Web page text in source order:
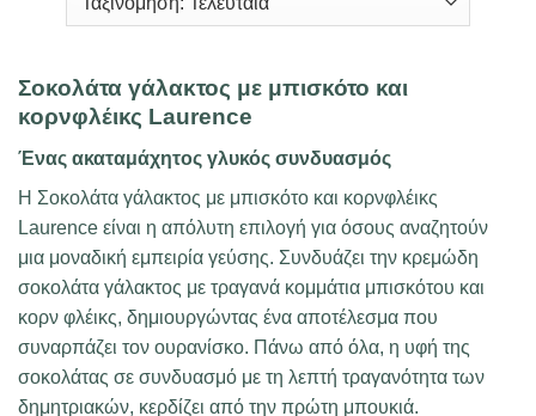
Σοκολάτα γάλακτος με μπισκότο και
κορνφλέικς Laurence
Ένας ακαταμάχητος γλυκός συνδυασμός
Η Σοκολάτα γάλακτος με μπισκότο και κορνφλέικς
Laurence είναι η απόλυτη επιλογή για όσους αναζητούν
μια μοναδική εμπειρία γεύσης. Συνδυάζει την κρεμώδη
σοκολάτα γάλακτος με τραγανά κομμάτια μπισκότου και
κορν φλέικς, δημιουργώντας ένα αποτέλεσμα που
συναρπάζει τον ουρανίσκο. Πάνω από όλα, η υφή της
σοκολάτας σε συνδυασμό με τη λεπτή τραγανότητα των
δημητριακών, κερδίζει από την πρώτη μπουκιά.